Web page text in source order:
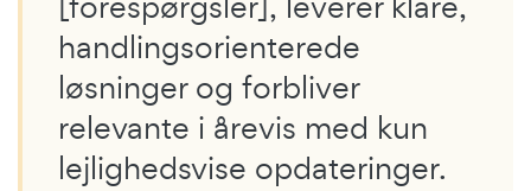
handlingsorienterede
løsninger og forbliver
relevante i årevis med kun
lejlighedsvise opdateringer.